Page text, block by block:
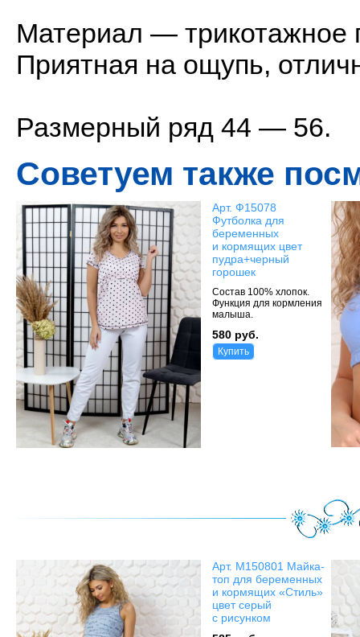
Материал — трикотажное
Приятная на ощупь,
Размерный ряд 44 — 56.
Советуем также
Арт. Ф15078
Футболка для
беременных
и кормящих цвет
пудра+черный
горошек
Состав 100% хлопок.
Функция для кормления
малыша.
580 руб.
Купить
Арт. М150801 Майка-
топ для беременных
и кормящих «Стиль»
цвет серый
с рисунком